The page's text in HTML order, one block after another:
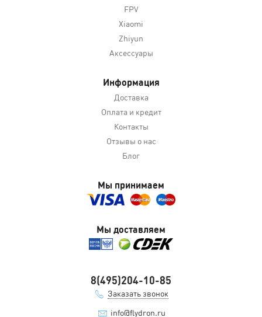
FPV
Xiaomi
Zhiyun
Аксессуары
Информация
Доставка
Оплата и кредит
Контакты
Отзывы о нас
Блог
Мы принимаем
Мы доставляем
8(495)204-10-85
Заказать звонок
info@flydron.ru